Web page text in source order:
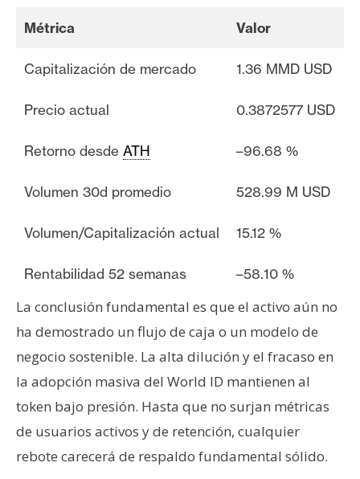
Métrica Valor
Capitalización de mercado 1.36 MMD USD
Precio actual 0.3872577 USD
Retorno desde ATH –96.68 %
Volumen 30d promedio 528.99 M USD
Volumen/Capitalización actual 15.12 %
Rentabilidad 52 semanas –58.10 %
La conclusión fundamental es que el activo aún no
ha demostrado un flujo de caja o un modelo de
negocio sostenible. La alta dilución y el fracaso en
la adopción masiva del World ID mantienen al
token bajo presión. Hasta que no surjan métricas
de usuarios activos y de retención, cualquier
rebote carecerá de respaldo fundamental sólido.